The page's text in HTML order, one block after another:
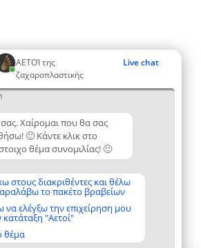
ΑΕΤΟΊ της
ζαχαροπλαστικής
Live chat
σας. Χαίρομαι που θα σας
🙂 Κάντε κλικ στο
θέμα συνομιλίας! 🙂
στους διακριθέντες και θέλω
το πακέτο βραβείων
να ελέγξω την επιχείρηση μου
κατάταξη "Αετοί"
θέμα